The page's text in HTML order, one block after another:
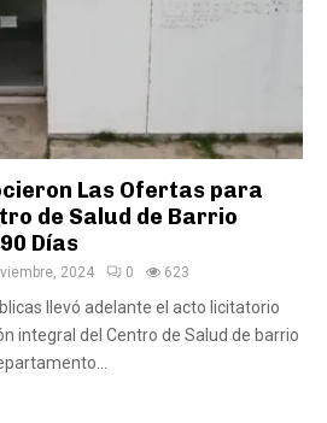
Las Ofertas para
de Salud de Barrio
Días
2024 0 623
llevó adelante el acto licitatorio
integral del Centro de Salud de barrio